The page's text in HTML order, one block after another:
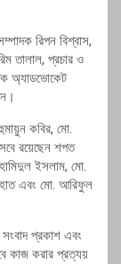
রিপন বিশ্বাস,
তালাল, প্রচার ও
অ্যাডভোকেট
কবির, মো.
রয়েছেন শপত
ইসলাম, মো.
এবং মো. আরিফুল
সংবাদ প্রকাশ এবং
কাজ করার প্রত্যয়